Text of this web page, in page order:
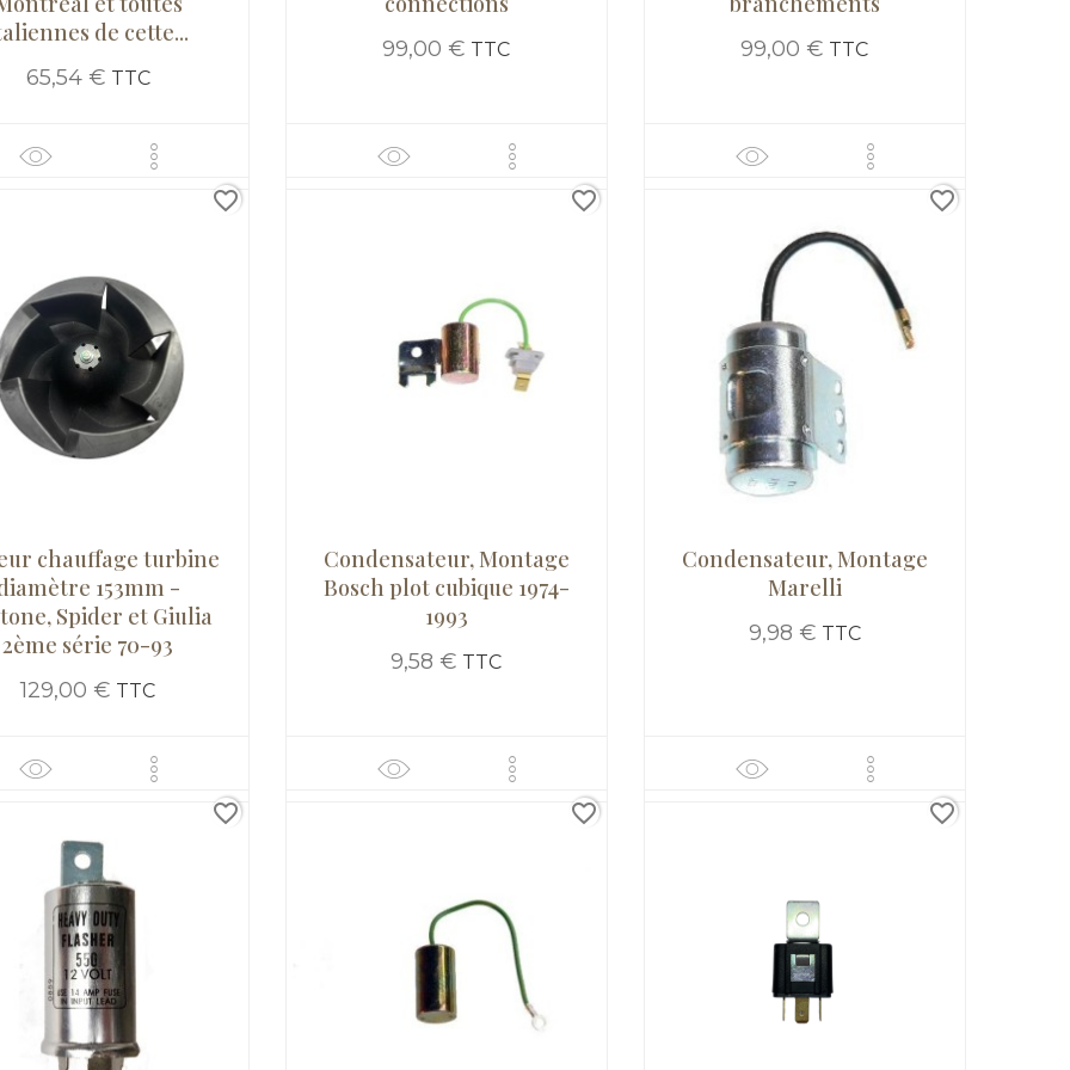
de cette...
65,54 € TTC
99,00 € TTC 99,00 € TTC
chauffage turbine
153mm -
Spider et Giulia
2ème série 70-93
129,00 € TTC
favorite_border
Condensateur, Montage
Bosch plot cubique 1974-
1993
9,58 € TTC
favorite_border
Condensateur, Montage
Marelli
9,98 € TTC
favorite_border
favorite_border favorite_border favorite_border